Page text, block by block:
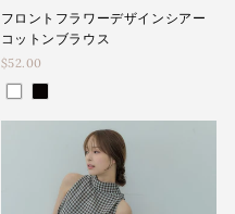
フロントフラワーデザインシアー
コットンブラウス
$52.00